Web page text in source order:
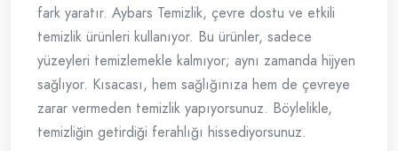
fark yaratır. Aybars Temizlik, çevre dostu ve etkili
temizlik ürünleri kullanıyor. Bu ürünler, sadece
yüzeyleri temizlemekle kalmıyor; aynı zamanda hijyen
sağlıyor. Kısacası, hem sağlığınıza hem de çevreye
zarar vermeden temizlik yapıyorsunuz. Böylelikle,
temizliğin getirdiği ferahlığı hissediyorsunuz.